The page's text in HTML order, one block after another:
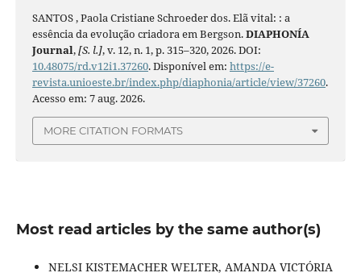
SANTOS , Paola Cristiane Schroeder dos. Elã vital: : a
essência da evolução criadora em Bergson.DIAPHONÍA
Journal,[S. l.], v. 12, n. 1, p. 315–320, 2026. DOI:
10.48075/rd.v12i1.37260. Disponível em: https://e-
revista.unioeste.br/index.php/diaphonia/article/view/37260.
Acesso em: 7 aug. 2026.
MORE CITATION FORMATS
Most read articles by the same author(s)
NELSI KISTEMACHER WELTER, AMANDA VICTÓRIA